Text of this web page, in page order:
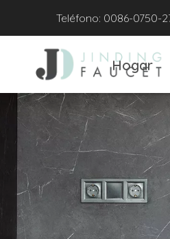
Teléfono: 0086-0750-
Hogar